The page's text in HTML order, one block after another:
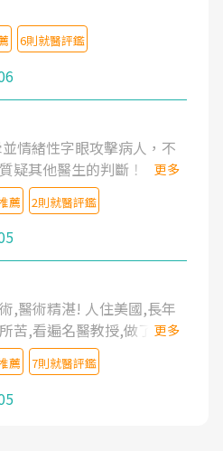
6則就醫評鑑
情緒性字眼攻擊病人，不
疑其他醫生的判斷！
更多
薦 2則就醫評鑑
,醫術精湛! 人住美國,長年
苦,看遍名醫教授,做了各種
醫針灸及物理徒手治療都
止痛藥都效果有限,只是壓
失眠嚴重影響生活品質.
育才主任是頸頭症候群專
更多
薦 7則就醫評鑑